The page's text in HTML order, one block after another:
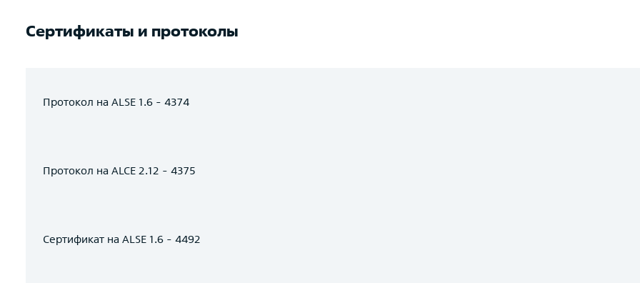
Сертификаты и протоколы
Протокол на ALSE 1.6 - 4374
Протокол на ALCE 2.12 - 4375
Сертификат на ALSE 1.6 - 4492